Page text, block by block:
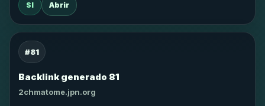
SI Abrir
#81
Backlink generado 81
2chmatome.jpn.org